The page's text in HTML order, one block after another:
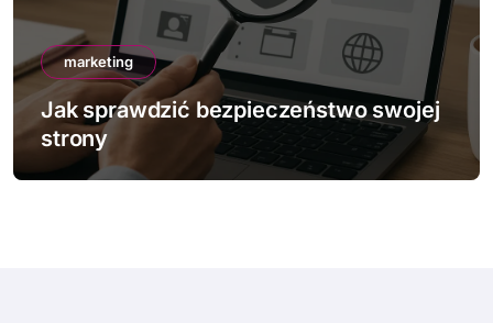
marketing
Jak sprawdzić bezpieczeństwo swojej
strony